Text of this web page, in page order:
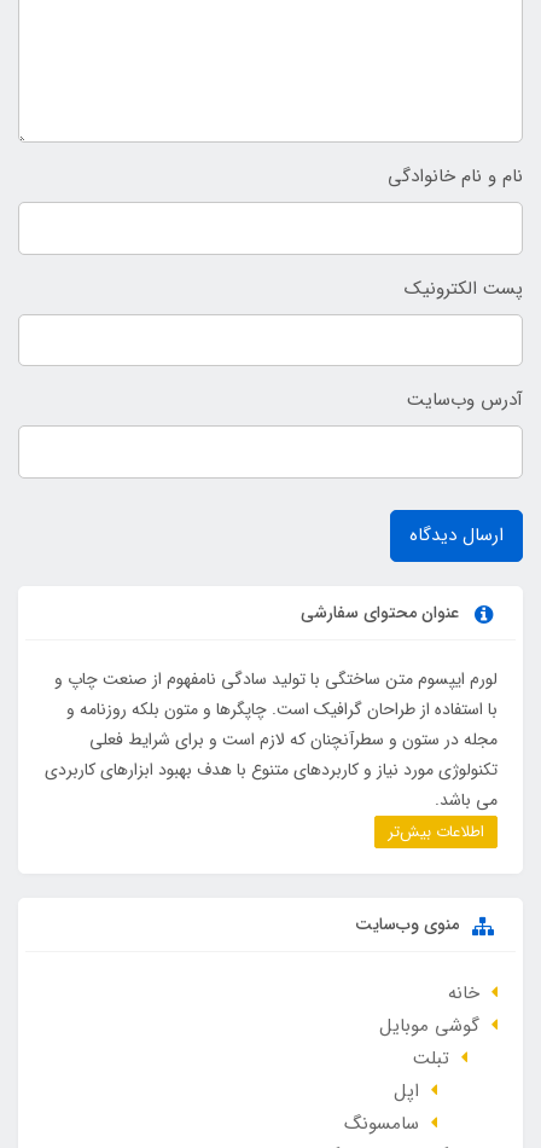
نام و نام خانوادگی
پست الکترونیک
آدرس وب‌سایت
ارسال دیدگاه
عنوان محتوای سفارشی
لورم ایپسوم متن ساختگی با تولید سادگی نامفهوم از صنعت چاپ و
با استفاده از طراحان گرافیک است. چاپگرها و متون بلکه روزنامه و
مجله در ستون و سطرآنچنان که لازم است و برای شرایط فعلی
تکنولوژی مورد نیاز و کاربردهای متنوع با هدف بهبود ابزارهای کاربردی
می باشد.
اطلاعات بیش‌تر
منوی وب‌سایت
خانه
گوشی موبایل
تبلت
اپل
سامسونگ